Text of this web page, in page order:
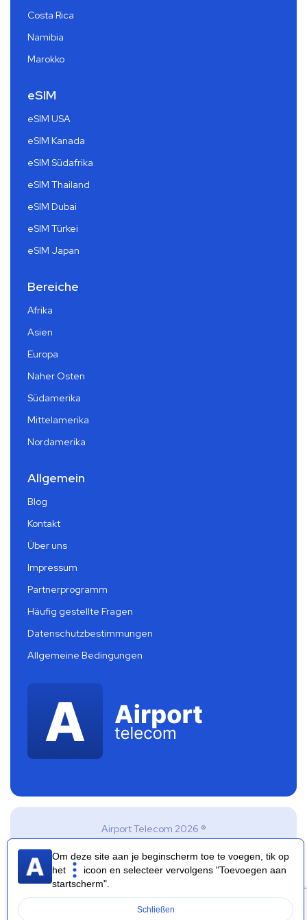
Costa Rica
Namibia
Marokko
eSIM
eSIM USA
eSIM Kanada
eSIM Südafrika
eSIM Thailand
eSIM Dubai
eSIM Türkei
eSIM Japan
Bereiche
Afrika
Asien
Europa
Naher Osten
Südamerika
Mittelamerika
Nordamerika
Allgemein
Blog
Kontakt
Über uns
Impressum
Partnerprogramm
Häufig gestellte Fragen
Datenschutzbestimmungen
Allgemeine Bedingungen
Airport Telecom 2026 ®
Om deze site aan je beginscherm toe te voegen, tik op
het
icoon en selecteer vervolgens "Toevoegen aan
startscherm".
Schließen